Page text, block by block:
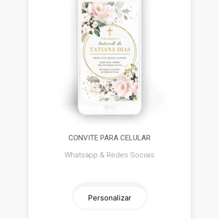
CONVITE PARA CELULAR
Whatsapp & Redes Sociais
Personalizar